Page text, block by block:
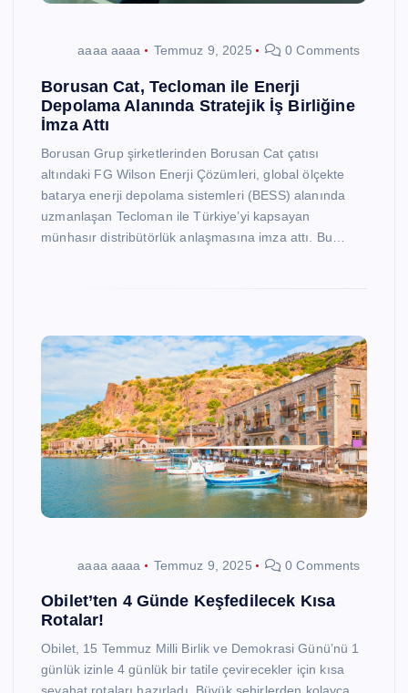
aaaa aaaa Temmuz 9, 2025 0 Comments
Borusan Cat, Tecloman ile Enerji
Depolama Alanında Stratejik İş Birliğine
İmza Attı
Borusan Grup şirketlerinden Borusan Cat çatısı
altındaki FG Wilson Enerji Çözümleri, global ölçekte
batarya enerji depolama sistemleri (BESS) alanında
uzmanlaşan Tecloman ile Türkiye’yi kapsayan
münhasır distribütörlük anlaşmasına imza attı. Bu…
aaaa aaaa Temmuz 9, 2025 0 Comments
Obilet’ten 4 Günde Keşfedilecek Kısa
Rotalar!
Obilet, 15 Temmuz Milli Birlik ve Demokrasi Günü’nü 1
günlük izinle 4 günlük bir tatile çevirecekler için kısa